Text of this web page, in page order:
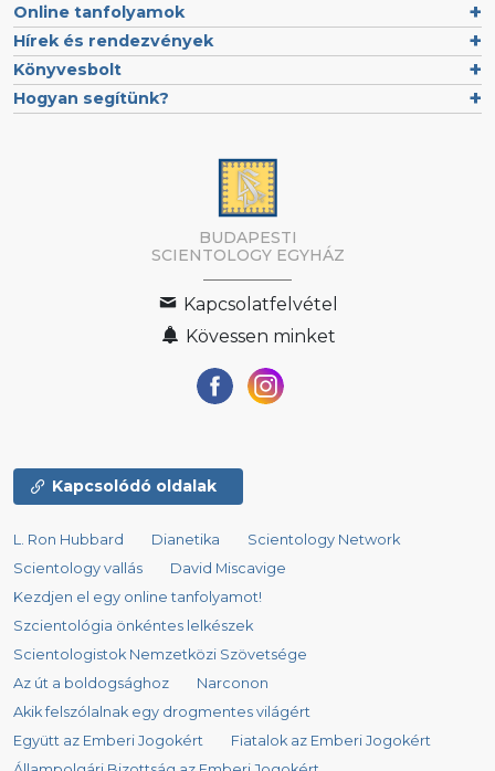
Online tanfolyamok
Hírek és rendezvények
Könyvesbolt
Hogyan segítünk?
BUDAPESTI
SCIENTOLOGY EGYHÁZ
Kapcsolatfelvétel
Kövessen minket
Kapcsolódó oldalak
L. Ron Hubbard Dianetika
Scientology Network
Scientology vallás
David Miscavige
Kezdjen el egy online tanfolyamot!
Szcientológia önkéntes lelkészek
Scientologistok Nemzetközi Szövetsége
Az út a boldogsághoz
Narconon
Akik felszólalnak egy drogmentes világért
Együtt az Emberi Jogokért
Fiatalok az Emberi Jogokért